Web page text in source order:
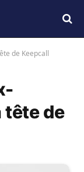
de Keepcall
tête de